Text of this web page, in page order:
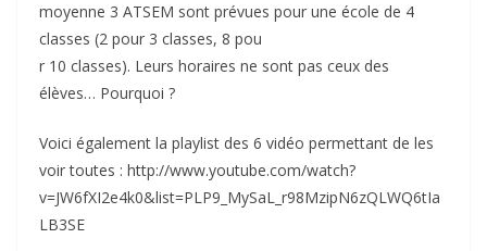
moyenne 3 ATSEM sont prévues pour une école de 4
classes (2 pour 3 classes, 8 pou
r 10 classes). Leurs horaires ne sont pas ceux des
élèves… Pourquoi ?
Voici également la playlist des 6 vidéo permettant de les
voir toutes : http://www.youtube.com/watch?
v=JW6fXI2e4k0&list=PLP9_MySaL_r98MzipN6zQLWQ6tIa
LB3SE